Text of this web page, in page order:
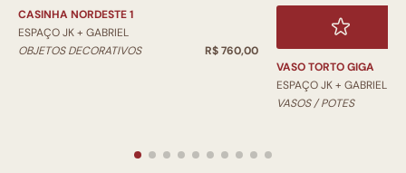
CASINHA NORDESTE 1
ESPAÇO JK + GABRIEL
OBJETOS DECORATIVOS
R$ 760,00
VASO TORTO GIGA
ESPAÇO JK + GABRIEL
VASOS / POTES